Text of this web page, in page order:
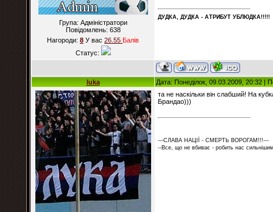
Група: Адміністратори
Повідомлень: 638
Нагороди: 8 У вас 26.55 Балiв
Статус:
ДУДКА, ДУДКА - АТРИБУT УБЛЮДКА!!!!!
luka Дата: Понеділок, 09.03.2009, 20:32 |
та не наскільки він слабший! На
Брандао)))
---СЛАВА НАЦІЇ - СМЕРТЬ ВОРОГАМ!!!---
--Все, що не вбиває - робить нас